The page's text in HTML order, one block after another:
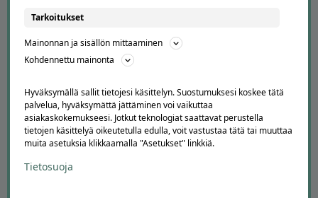
APUA JA NEUVOJA
Asiakaspalvelu
Kuinka Offerilla toimii
Usein kysytyt kysymykset
Suosittele Offerillaa
TUTUSTU MEIHIN
Tarkoitukset
Mainonnan ja sisällön mittaaminen
Kohdennettu mainonta
Hyväksymällä sallit tietojesi käsittelyn. Suostumuksesi koskee tätä
palvelua, hyväksymättä jättäminen voi vaikuttaa
asiakaskokemukseesi. Jotkut teknologiat saattavat perustella
tietojen käsittelyä oikeutetulla edulla, voit vastustaa tätä tai muuttaa
muita asetuksia klikkaamalla "Asetukset" linkkiä.
Tietosuoja